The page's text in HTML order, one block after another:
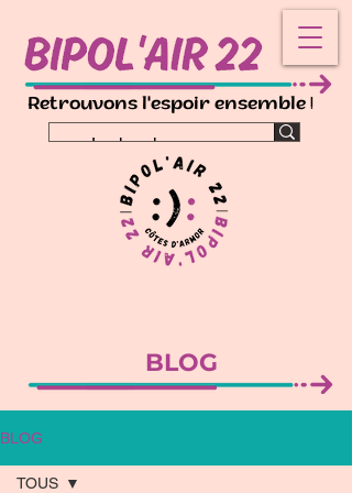
Retrouvons l'espoir ensemble !
BLOG
BLOG
TOUS